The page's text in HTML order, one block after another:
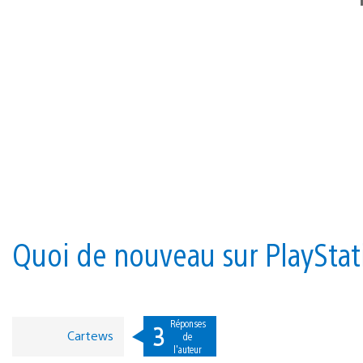
Quoi de nouveau sur
Cartews 3 Réponses
de
l'auteur